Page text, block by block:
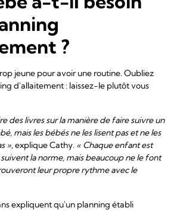
?
jeune pour avoir une routine. Oubliez
d'allaitement : laissez-le plutôt vous
des livres sur la manière de faire suivre un
mais les bébés ne les lisent pas et ne les
»,explique Cathy. « Chaque enfant est
la norme, mais beaucoup ne le font
leur propre rythme avec le
expliquent qu'un planning établi